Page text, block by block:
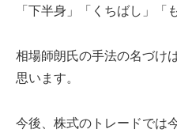
「下半身」「くちばし」「
相場師朗氏の手法の名づけ
思います。
今後、株式のトレードでは